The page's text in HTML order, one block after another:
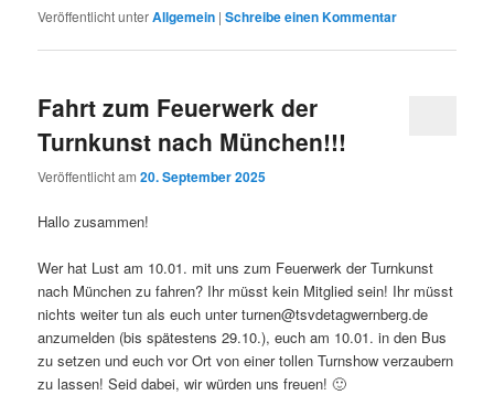
Veröffentlicht unterAllgemein |Schreibe einen Kommentar
Fahrt zum Feuerwerk der
Turnkunst nach München!!!
Veröffentlicht am20. September 2025
Hallo zusammen!
Wer hat Lust am 10.01. mit uns zum Feuerwerk der Turnkunst
nach München zu fahren? Ihr müsst kein Mitglied sein! Ihr müsst
nichts weiter tun als euch unter turnen@tsvdetagwernberg.de
anzumelden (bis spätestens 29.10.), euch am 10.01. in den Bus
zu setzen und euch vor Ort von einer tollen Turnshow verzaubern
zu lassen! Seid dabei, wir würden uns freuen! 🙂